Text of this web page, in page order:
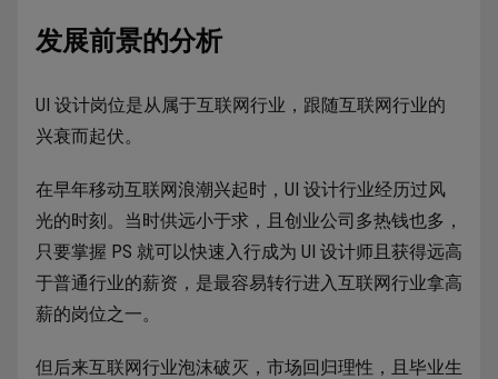
发展前景的分析
UI 设计岗位是从属于互联网行业，跟随互联网行业的
兴衰而起伏。
在早年移动互联网浪潮兴起时，UI 设计行业经历过风
光的时刻。当时供远小于求，且创业公司多热钱也多，
只要掌握 PS 就可以快速入行成为 UI 设计师且获得远高
于普通行业的薪资，是最容易转行进入互联网行业拿高
薪的岗位之一。
但后来互联网行业泡沫破灭，市场回归理性，且毕业生